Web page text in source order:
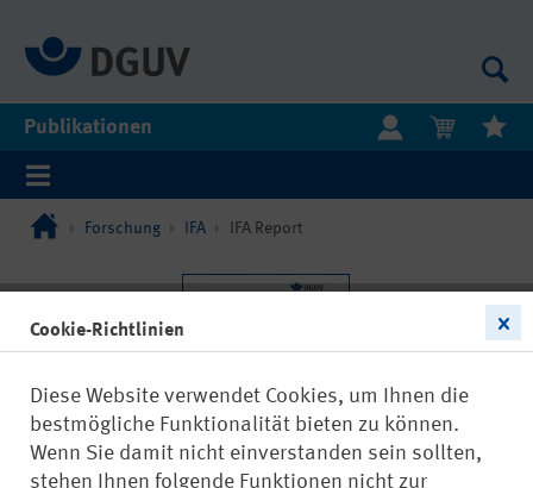
Publikationen
Forschung IFA IFA Report
Cookie-Richtlinien
Diese Website verwendet Cookies, um Ihnen die
bestmögliche Funktionalität bieten zu können.
Wenn Sie damit nicht einverstanden sein sollten,
stehen Ihnen folgende Funktionen nicht zur